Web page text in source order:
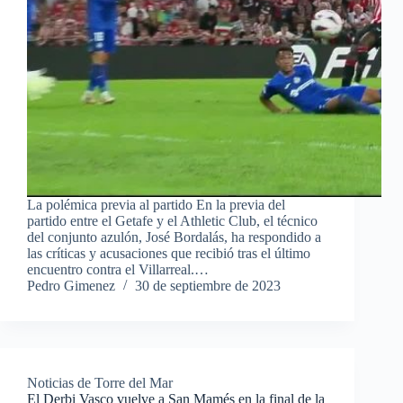
La polémica previa al partido En la previa del
partido entre el Getafe y el Athletic Club, el técnico
del conjunto azulón, José Bordalás, ha respondido a
las críticas y acusaciones que recibió tras el último
encuentro contra el Villarreal.…
Pedro Gimenez
30 de septiembre de 2023
Noticias de Torre del Mar
El Derbi Vasco vuelve a San Mamés en la final de la